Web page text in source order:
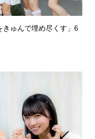
ゅんで埋め尽くす」6